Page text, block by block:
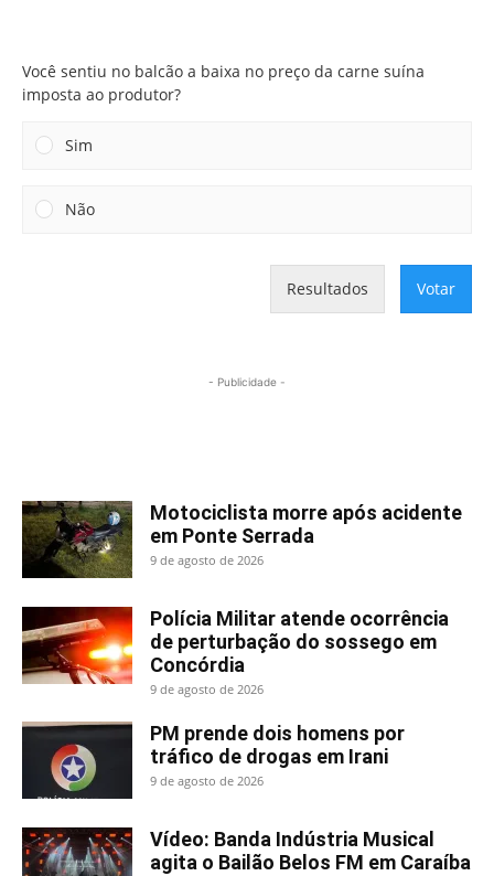
Você sentiu no balcão a baixa no preço da carne suína
imposta ao produtor?
Sim
Não
Resultados Votar
- Publicidade -
Motociclista morre após acidente
em Ponte Serrada
9 de agosto de 2026
Polícia Militar atende ocorrência
de perturbação do sossego em
Concórdia
9 de agosto de 2026
PM prende dois homens por
tráfico de drogas em Irani
9 de agosto de 2026
Vídeo: Banda Indústria Musical
agita o Bailão Belos FM em Caraíba